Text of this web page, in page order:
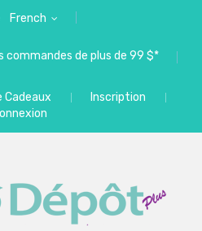
French
commandes de plus de 99 $*
Cadeaux
Inscription